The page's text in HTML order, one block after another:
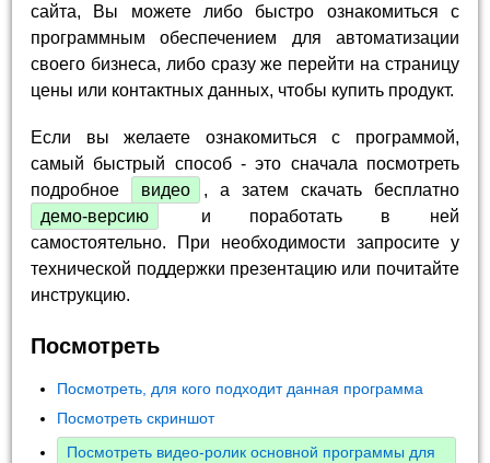
сайта, Вы можете либо быстро ознакомиться с
программным обеспечением для автоматизации
своего бизнеса, либо сразу же перейти на страницу
цены или контактных данных, чтобы купить продукт.
Если вы желаете ознакомиться с программой,
самый быстрый способ - это сначала посмотреть
подробное
видео
, а затем скачать бесплатно
демо-версию
и поработать в ней
самостоятельно. При необходимости запросите у
технической поддержки презентацию или почитайте
инструкцию.
Посмотреть
Посмотреть, для кого подходит данная программа
Посмотреть скриншот
Посмотреть видео-ролик основной программы для